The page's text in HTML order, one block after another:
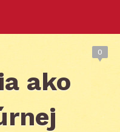
0
ako